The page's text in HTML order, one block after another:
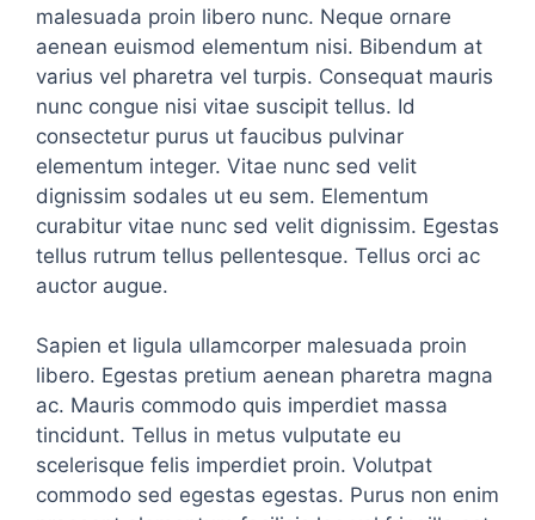
malesuada proin libero nunc. Neque ornare
aenean euismod elementum nisi. Bibendum at
varius vel pharetra vel turpis. Consequat mauris
nunc congue nisi vitae suscipit tellus. Id
consectetur purus ut faucibus pulvinar
elementum integer. Vitae nunc sed velit
dignissim sodales ut eu sem. Elementum
curabitur vitae nunc sed velit dignissim. Egestas
tellus rutrum tellus pellentesque. Tellus orci ac
auctor augue.
Sapien et ligula ullamcorper malesuada proin
libero. Egestas pretium aenean pharetra magna
ac. Mauris commodo quis imperdiet massa
tincidunt. Tellus in metus vulputate eu
scelerisque felis imperdiet proin. Volutpat
commodo sed egestas egestas. Purus non enim